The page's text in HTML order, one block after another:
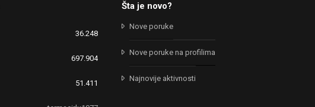
36.248
697.904
51.411
Šta je novo?
Nove poruke
Nove poruke na profilima
Najnovije aktivnosti